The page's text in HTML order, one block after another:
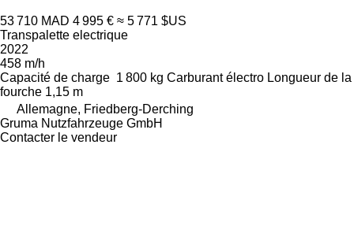
53 710 MAD 4 995 € ≈ 5 771 $US
Transpalette electrique
2022
458 m/h
Capacité de charge 1 800 kg Carburant électro Longueur de la
fourche 1,15 m
Allemagne, Friedberg-Derching
Gruma Nutzfahrzeuge GmbH
Contacter le vendeur